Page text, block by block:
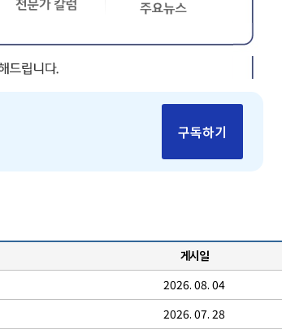
구독하기
게시일
2026. 08. 04
2026. 07. 28